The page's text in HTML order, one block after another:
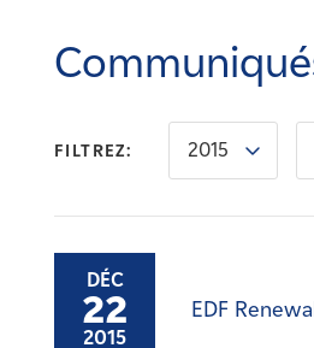
Nouvelles
Contactez-nous
FILTREZ: 2015
DÉC
22
2015
EDF